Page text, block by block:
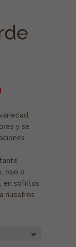
y se
rojo o
en sofritos
nuestros